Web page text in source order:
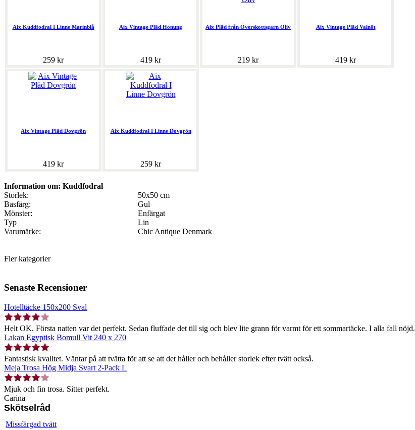
Aix Kuddfodral I Linne Marinblå
259 kr
Aix Vintage Pläd Honung
419 kr
Aix Pläd från Överskottsgarn Oliv
219 kr
Aix Vintage Pläd Valnöt
419 kr
Aix Vintage Pläd Dovgrön
419 kr
Aix Kuddfodral I Linne Dovgrön
259 kr
Information om: Kuddfodral
Storlek:
50x50 cm
Basfärg:
Gul
Mönster:
Enfärgat
Typ
Lin
Varumärke:
Chic Antique Denmark
Fler kategorier
Senaste Recensioner
Hotelltäcke 150x200 Sval
Helt OK. Första natten var det perfekt. Sedan fluffade det till sig och blev lite grann för varmt för ett sommartäcke. I alla fall nöjd.
Lakan Egyptisk Bomull Vit 240 x 270
Fantastisk kvalitet. Väntar på att tvätta för att se att det håller och behåller storlek efter tvätt också.
Meja Trosa Hög Midja Svart 2-Pack L
Mjuk och fin trosa. Sitter perfekt.
Carina
Skötselråd
Missfärgad tvätt